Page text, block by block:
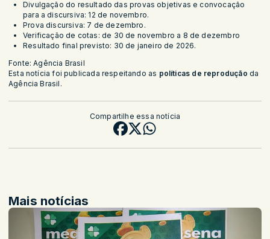
Divulgação do resultado das provas objetivas e convocação
para a discursiva: 12 de novembro.
Prova discursiva: 7 de dezembro.
Verificação de cotas: de 30 de novembro a 8 de dezembro
Resultado final previsto: 30 de janeiro de 2026.
Fonte: Agência Brasil
Esta notícia foi publicada respeitando as políticas de reprodução da
Agência Brasil.
Compartilhe essa notícia
Mais notícias